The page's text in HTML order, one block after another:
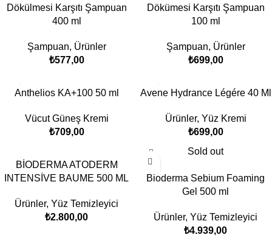
Dökülmesi Karşıtı Şampuan
400 ml
Şampuan, Ürünler
₺577,00
Dökümesi Karşıtı Şampuan
100 ml
Şampuan, Ürünler
₺699,00
Anthelios KA+100 50 ml
Vücut Güneş Kremi
₺709,00
Avene Hydrance Légére 40 Ml
Ürünler, Yüz Kremi
₺699,00
BİODERMA ATODERM
INTENSİVE BAUME 500 ML
Ürünler, Yüz Temizleyici
₺2.800,00
Sold out
Bioderma Sebium Foaming
Gel 500 ml
Ürünler, Yüz Temizleyici
₺4.939,00